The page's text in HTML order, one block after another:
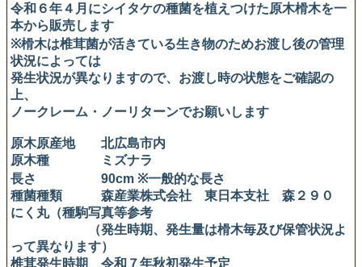
令和６年４月にシイタケの種菌を植えつけた原木榾木を一
本から販売します
※榾木は椎茸菌が活きている生き物のためお渡し後の管理
状況によっては
発生状況が異なりますので、お渡し時の状態をご確認の
上、
ノークレーム・ノーリターンでお願いします
原木原産地 北広島市内
原木種 ミズナラ
長さ 90cm ※一般的な長さ
種菌種類 森産業株式会社 東日本支社 森２９０
にく丸（種駒写真等参考
（発生時期、発生量は榾木毎及び保管状況よ
って異なります）
椎茸発生時期 令和７年秋初発生予定